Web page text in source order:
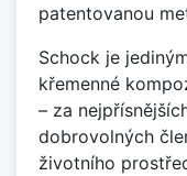
patentovanou
Schock je
křemenné
– za
dobrovolných
životního